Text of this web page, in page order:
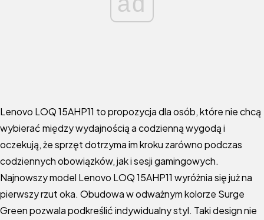
Lenovo LOQ 15AHP11 to propozycja dla osób, które nie chcą
wybierać między wydajnością a codzienną wygodą i
oczekują, że sprzęt dotrzyma im kroku zarówno podczas
codziennych obowiązków, jak i sesji gamingowych.
Najnowszy model Lenovo LOQ 15AHP11 wyróżnia się już na
pierwszy rzut oka. Obudowa w odważnym kolorze Surge
Green pozwala podkreślić indywidualny styl. Taki design nie